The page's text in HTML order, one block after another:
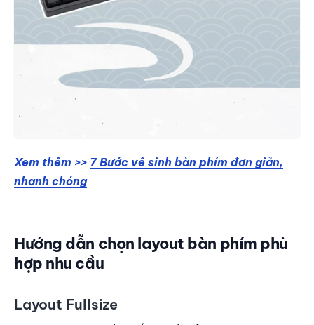
Xem thêm >> 7 Bước vệ sinh bàn phím đơn giản,
nhanh chóng
Hướng dẫn chọn layout bàn phím phù
hợp nhu cầu
Layout Fullsize